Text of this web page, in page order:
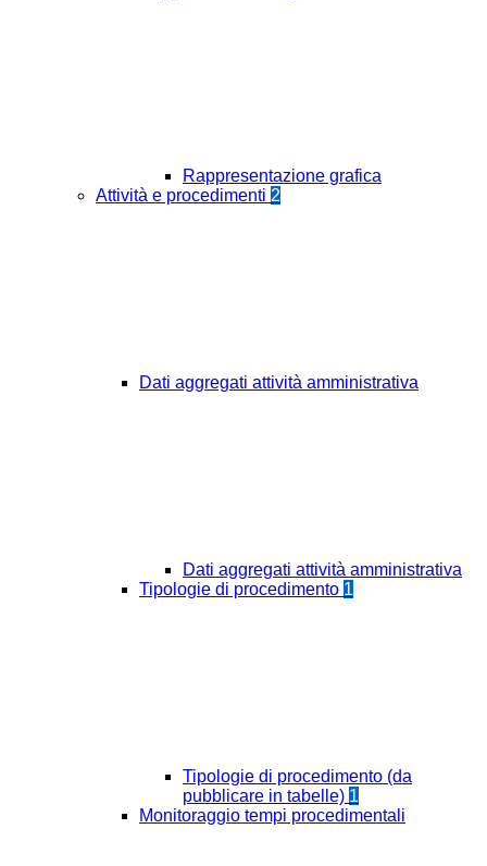
Rappresentazione grafica
Attività e procedimenti 2
Dati aggregati attività amministrativa
Dati aggregati attività amministrativa
Tipologie di procedimento 1
Tipologie di procedimento (da
pubblicare in tabelle) 1
Monitoraggio tempi procedimentali